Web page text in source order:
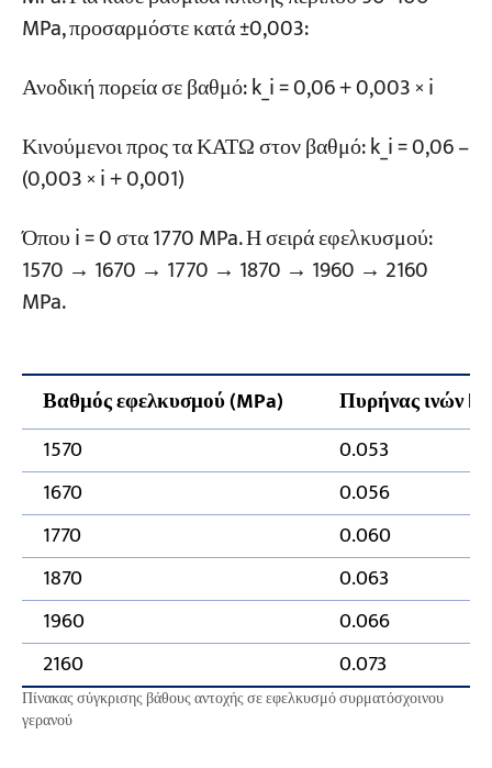
MPa, προσαρμόστε κατά ±0,003:
Ανοδική πορεία σε βαθμό: k_i = 0,06 + 0,003 × i
Κινούμενοι προς τα ΚΑΤΩ στον βαθμό: k_i = 0,06 –
(0,003 × i + 0,001)
Όπου i = 0 στα 1770 MPa. Η σειρά εφελκυσμού:
1570 → 1670 → 1770 → 1870 → 1960 → 2160
MPa.
Βαθμός εφελκυσμού (MPa)
Πυρήνας ινών k
1570
0.053
1670
0.056
1770
0.060
1870
0.063
1960
0.066
2160
0.073
Πίνακας σύγκρισης βάθους αντοχής σε εφελκυσμό συρματόσχοινου
γερανού